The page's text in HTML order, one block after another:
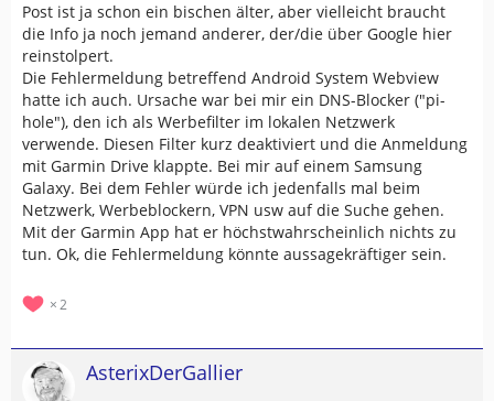
Post ist ja schon ein bischen älter, aber vielleicht braucht
die Info ja noch jemand anderer, der/die über Google hier
reinstolpert.
Die Fehlermeldung betreffend Android System Webview
hatte ich auch. Ursache war bei mir ein DNS-Blocker ("pi-
hole"), den ich als Werbefilter im lokalen Netzwerk
verwende. Diesen Filter kurz deaktiviert und die Anmeldung
mit Garmin Drive klappte. Bei mir auf einem Samsung
Galaxy. Bei dem Fehler würde ich jedenfalls mal beim
Netzwerk, Werbeblockern, VPN usw auf die Suche gehen.
Mit der Garmin App hat er höchstwahrscheinlich nichts zu
tun. Ok, die Fehlermeldung könnte aussagekräftiger sein.
2
AsterixDerGallier